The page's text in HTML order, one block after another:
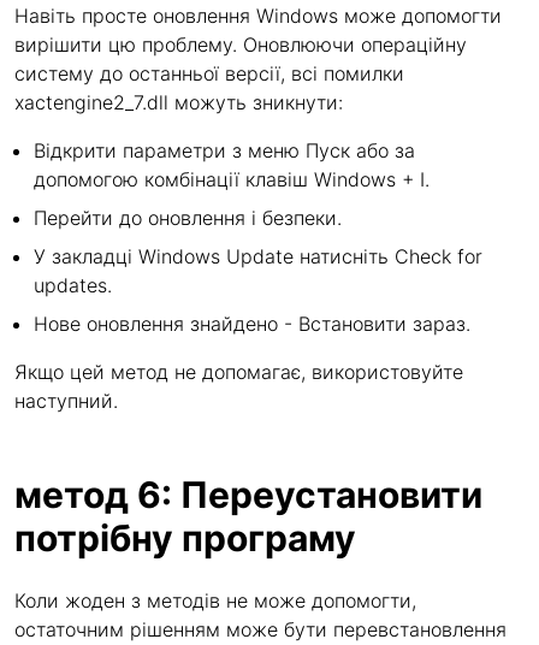
Навіть просте оновлення Windows може допомогти
вирішити цю проблему. Оновлюючи операційну
систему до останньої версії, всі помилки
xactengine2_7.dll можуть зникнути:
Відкрити параметри з меню Пуск або за
допомогою комбінації клавіш Windows + I.
Перейти до оновлення і безпеки.
У закладці Windows Update натисніть Check for
updates.
Нове оновлення знайдено - Встановити зараз.
Якщо цей метод не допомагає, використовуйте
наступний.
метод 6: Переустановити
потрібну програму
Коли жоден з методів не може допомогти,
остаточним рішенням може бути перевстановлення